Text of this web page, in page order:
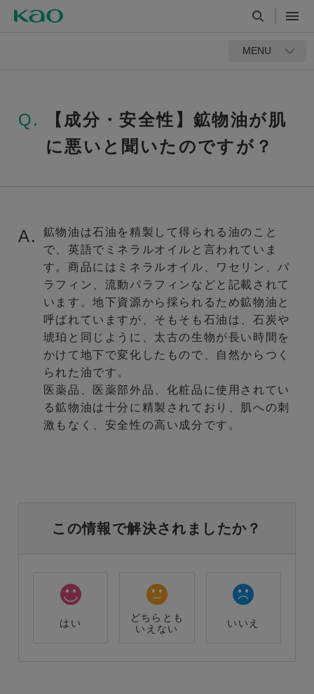
MENU
Q.
【成分・安全性】鉱物油が肌
に悪いと聞いたのですが？
A.
鉱物油は石油を精製して得られる油のこと
で、英語でミネラルオイルと言われていま
す。商品にはミネラルオイル、ワセリン、パ
ラフィン、流動パラフィンなどと記載されて
います。地下資源から採られるため鉱物油と
呼ばれていますが、そもそも石油は、石炭や
琥珀と同じように、太古の生物が長い時間を
かけて地下で変化したもので、自然からつく
られた油です。
医薬品、医薬部外品、化粧品に使用されてい
る鉱物油は十分に精製されており、肌への刺
激もなく、安全性の高い成分です。
この情報で解決されましたか？
はい
どちらとも
いえない
いいえ